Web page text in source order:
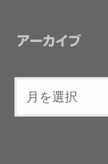
アーカイブ